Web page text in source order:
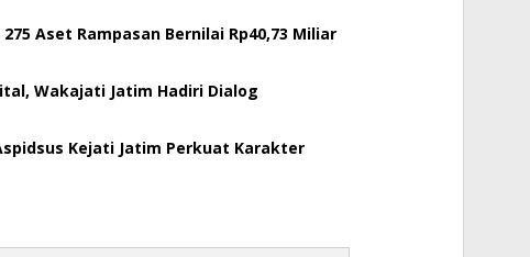
Aset Rampasan Bernilai Rp40,73 Miliar
Wakajati Jatim Hadiri Dialog
Kejati Jatim Perkuat Karakter